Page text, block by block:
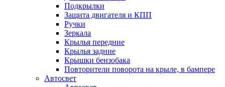
Подкрылки
Защита двигателя и КПП
Ручки
Зеркала
Крылья передние
Крылья задние
Крышки бензобака
Повторители поворота на крыле, в бампере
Автосвет